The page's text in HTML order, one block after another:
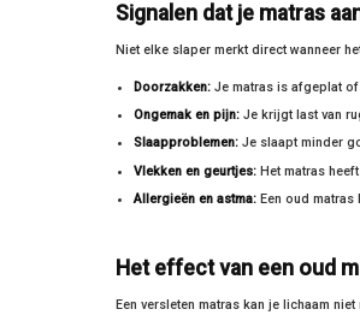
Signalen dat je matras
Niet elke slaper merkt direct wanneer
Doorzakken:Je matras is afgeplat of
Ongemak en pijn:Je krijgt last van
Slaapproblemen:Je slaapt minder
Vlekken en geurtjes:Het matras
Allergieën en astma:Een oud matras
Het effect van een oud
Een versleten matras kan je lichaam